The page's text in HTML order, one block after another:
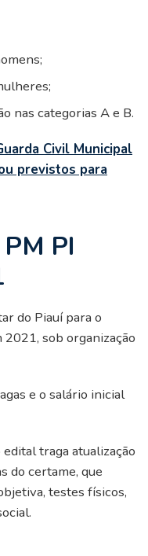
nas categorias A e B.
Civil Municipal
previstos para
PI
do Piauí para o
sob organização
e o salário inicial
traga atualização
do certame, que
testes físicos,